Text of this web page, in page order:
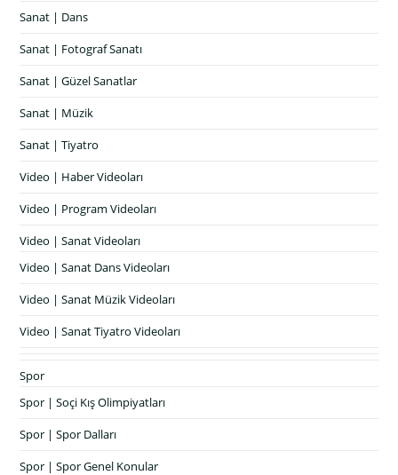
Sanat | Dans
Sanat | Fotograf Sanatı
Sanat | Güzel Sanatlar
Sanat | Müzik
Sanat | Tiyatro
Video | Haber Videoları
Video | Program Videoları
Video | Sanat Videoları
Video | Sanat Dans Videoları
Video | Sanat Müzik Videoları
Video | Sanat Tiyatro Videoları
Spor
Spor | Soçi Kış Olimpiyatları
Spor | Spor Dalları
Spor | Spor Genel Konular